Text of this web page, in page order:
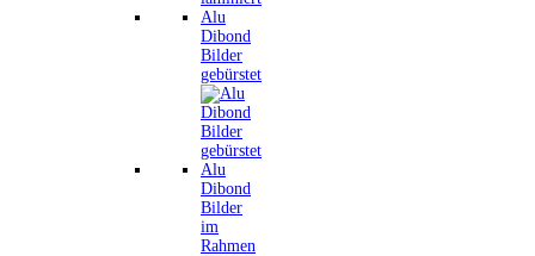
Alu
Dibond
Bilder
gebürstet
Alu
Dibond
Bilder
im
Rahmen